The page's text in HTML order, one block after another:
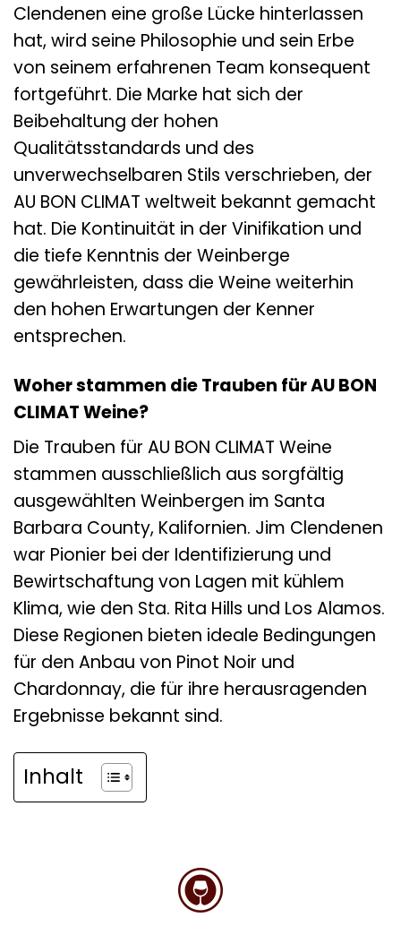
Clendenen eine große Lücke hinterlassen
hat, wird seine Philosophie und sein Erbe
von seinem erfahrenen Team konsequent
fortgeführt. Die Marke hat sich der
Beibehaltung der hohen
Qualitätsstandards und des
unverwechselbaren Stils verschrieben, der
AU BON CLIMAT weltweit bekannt gemacht
hat. Die Kontinuität in der Vinifikation und
die tiefe Kenntnis der Weinberge
gewährleisten, dass die Weine weiterhin
den hohen Erwartungen der Kenner
entsprechen.
Woher stammen die Trauben für AU BON
CLIMAT Weine?
Die Trauben für AU BON CLIMAT Weine
stammen ausschließlich aus sorgfältig
ausgewählten Weinbergen im Santa
Barbara County, Kalifornien. Jim Clendenen
war Pionier bei der Identifizierung und
Bewirtschaftung von Lagen mit kühlem
Klima, wie den Sta. Rita Hills und Los Alamos.
Diese Regionen bieten ideale Bedingungen
für den Anbau von Pinot Noir und
Chardonnay, die für ihre herausragenden
Ergebnisse bekannt sind.
Inhalt